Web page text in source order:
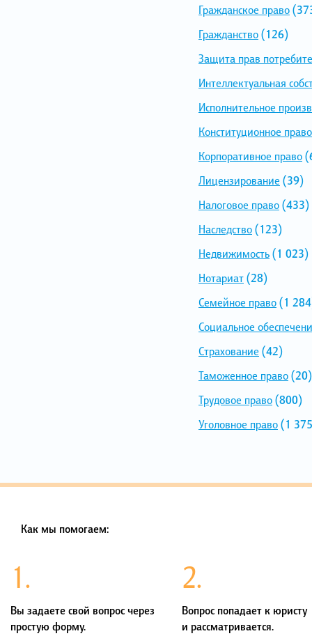
Гражданское право
Гражданство(126)
Защита прав
Интеллектуальная
Исполнительное
Конституционное право
Корпоративное право
Лицензирование (39)
Налоговое право(433)
Наследство(123)
Недвижимость(1 023)
Нотариат(28)
Семейное право(1
Социальное
Страхование (42)
Таможенное право(20)
Трудовое право(800)
Уголовное право(1
Как мы помогаем:
1.
Вы задаете свой вопрос через
простую форму.
2.
Вопрос попадает к юристу
и рассматривается.